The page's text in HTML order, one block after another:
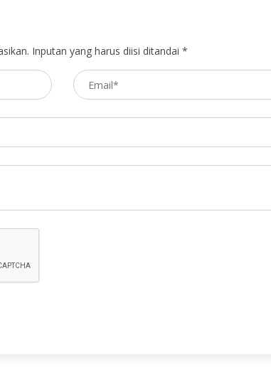
Inputan yang harus diisi ditandai *